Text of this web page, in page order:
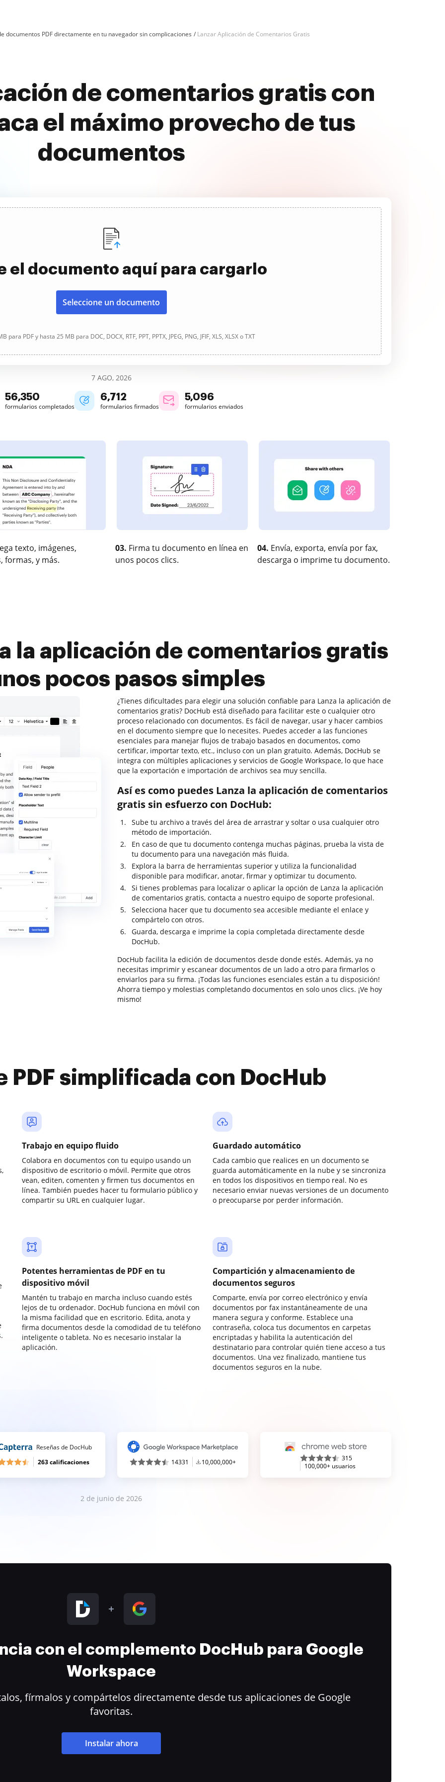
documentos PDF directamente en tu navegador sin complicaciones Lanzar Aplicación de Comentarios Gratis
de comentarios gratis con
el máximo provecho de tus
documentos
el documento aquí para cargarlo
Seleccione un documento
para PDF y hasta 25 MB para DOC, DOCX, RTF, PPT, PPTX, JPEG, PNG, JFIF, XLS, XLSX o TXT
7 AGO, 2026
56,350
formularios completados
6,712
formularios firmados
5,096
formularios enviados
texto, imágenes,
formas, y más.
03. Firma tu documento en línea en
unos pocos clics.
04. Envía, exporta, envía por fax,
descarga o imprime tu documento.
la aplicación de comentarios gratis
pocos pasos simples
¿Tienes dificultades para elegir una solución confiable para Lanza la aplicación de
comentarios gratis? DocHub está diseñado para facilitar este o cualquier otro
proceso relacionado con documentos. Es fácil de navegar, usar y hacer cambios
en el documento siempre que lo necesites. Puedes acceder a las funciones
esenciales para manejar flujos de trabajo basados en documentos, como
certificar, importar texto, etc., incluso con un plan gratuito. Además, DocHub se
integra con múltiples aplicaciones y servicios de Google Workspace, lo que hace
que la exportación e importación de archivos sea muy sencilla.
Así es como puedes Lanza la aplicación de comentarios
gratis sin esfuerzo con DocHub:
Sube tu archivo a través del área de arrastrar y soltar o usa cualquier otro
método de importación.
En caso de que tu documento contenga muchas páginas, prueba la vista de
tu documento para una navegación más fluida.
Explora la barra de herramientas superior y utiliza la funcionalidad
disponible para modificar, anotar, firmar y optimizar tu documento.
Si tienes problemas para localizar o aplicar la opción de Lanza la aplicación
de comentarios gratis, contacta a nuestro equipo de soporte profesional.
Selecciona hacer que tu documento sea accesible mediante el enlace y
compártelo con otros.
Guarda, descarga e imprime la copia completada directamente desde
DocHub.
DocHub facilita la edición de documentos desde donde estés. Además, ya no
necesitas imprimir y escanear documentos de un lado a otro para firmarlos o
enviarlos para su firma. ¡Todas las funciones esenciales están a tu disposición!
Ahorra tiempo y molestias completando documentos en solo unos clics. ¡Ve hoy
mismo!
PDF simplificada con DocHub
Trabajo en equipo fluido
Colabora en documentos con tu equipo usando un
dispositivo de escritorio o móvil. Permite que otros
vean, editen, comenten y firmen tus documentos en
línea. También puedes hacer tu formulario público y
compartir su URL en cualquier lugar.
Guardado automático
Cada cambio que realices en un documento se
guarda automáticamente en la nube y se sincroniza
en todos los dispositivos en tiempo real. No es
necesario enviar nuevas versiones de un documento
o preocuparse por perder información.
Potentes herramientas de PDF en tu
dispositivo móvil
Mantén tu trabajo en marcha incluso cuando estés
lejos de tu ordenador. DocHub funciona en móvil con
la misma facilidad que en escritorio. Edita, anota y
firma documentos desde la comodidad de tu teléfono
inteligente o tableta. No es necesario instalar la
aplicación.
Compartición y almacenamiento de
documentos seguros
Comparte, envía por correo electrónico y envía
documentos por fax instantáneamente de una
manera segura y conforme. Establece una
contraseña, coloca tus documentos en carpetas
encriptadas y habilita la autenticación del
destinatario para controlar quién tiene acceso a tus
documentos. Una vez finalizado, mantiene tus
documentos seguros en la nube.
Reseñas de DocHub
263 calificaciones
14331 10,000,000+
315
100,000+ usuarios
2 de junio de 2026
con el complemento DocHub para Google
Workspace
fírmalos y compártelos directamente desde tus aplicaciones de Google
favoritas.
Instalar ahora